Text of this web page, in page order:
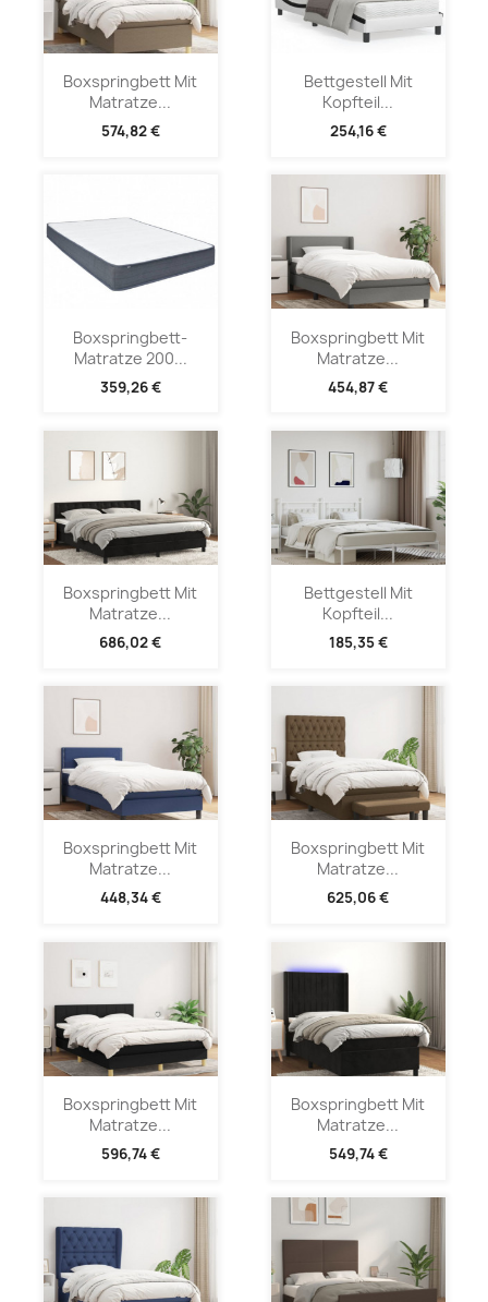
Boxspringbett Mit
Matratze...
574,82 €
Bettgestell Mit
Kopfteil...
254,16 €
Boxspringbett-
Matratze 200...
359,26 €
Boxspringbett Mit
Matratze...
454,87 €
Boxspringbett Mit
Matratze...
686,02 €
Bettgestell Mit
Kopfteil...
185,35 €
Boxspringbett Mit
Matratze...
448,34 €
Boxspringbett Mit
Matratze...
625,06 €
Boxspringbett Mit
Matratze...
596,74 €
Boxspringbett Mit
Matratze...
549,74 €